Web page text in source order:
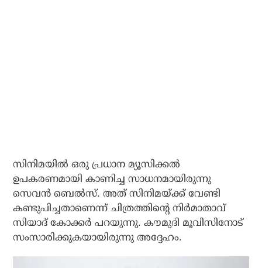
സിനിമയിൽ ഒരു പ്രധാന മ്യൂസിക്കൽ
ഉപകരണമായി കാണിച്ച സാധനമായിരുന്നു
സെവൻ ബെൽസ്. അത് സിനിമയ്ക്ക് വേണ്ടി
കണ്ടുപിച്ചതാണെന്ന് ചിത്രത്തിന്റെ നിർമാതാവ്
സിയാദ് കോക്കർ പറയുന്നു. കൗമുദി മൂവിസിനോട്
സംസാരിക്കുകയായിരുന്നു അദ്ദേഹം.